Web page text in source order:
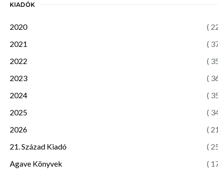
KIADÓK
2020
(
2021
(
2022
(
2023
(
2024
(
2025
(
2026
(
21. Század Kiadó
(
Agave Könyvek
(